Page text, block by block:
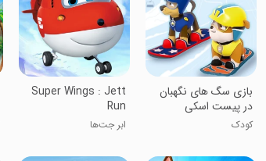
‏بازی سگ های نگهبان
در پیست اسکی
کودک
Super Wings : Jett
Run
ابر جت‌ها